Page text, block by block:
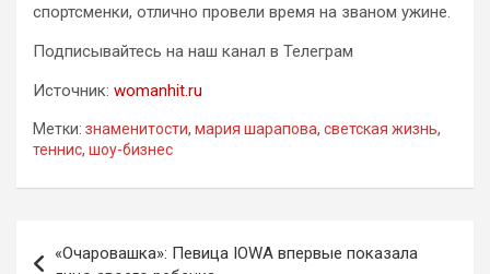
спортсменки, отлично провели время на званом ужине.
Подписывайтесь на наш канал в Телеграм
Источник: womanhit.ru
Метки: знаменитости, мария шарапова, светская жизнь,
теннис, шоу-бизнес
«Очаровашка»: Певица IOWA впервые показала